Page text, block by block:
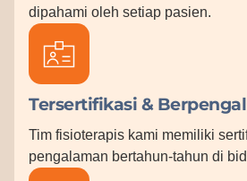
dipahami oleh setiap pasien.
Tersertifikasi &
Tim fisioterapis kami memiliki
pengalaman bertahun-tahun di